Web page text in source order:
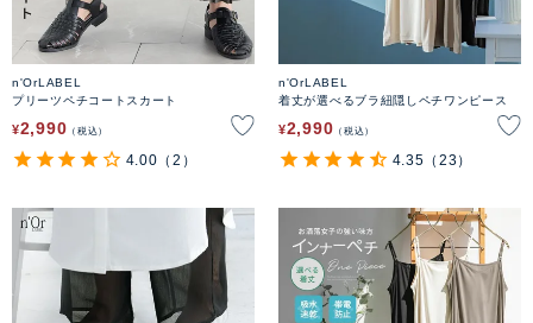
n'OrLABEL
プリーツペチコートスカート
¥2,990 税込
4.00 （2）
n'OrLABEL
着丈が選べるブラ紐隠しペチワンピース
¥2,990 税込
4.35 （23）